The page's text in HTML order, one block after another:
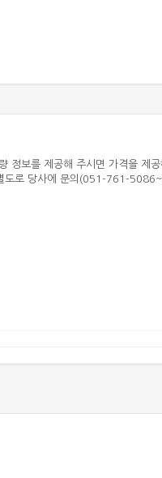
정보를 제공해 주시면 가격을 제공
도로 당사에 문의(051-761-